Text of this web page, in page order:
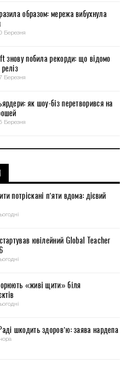
образом: мережа вибухнула
Березня
знову побила рекорди: що відомо
Березня
як шоу-біз перетворився на
Березня
потріскані п’яти вдома: дієвий
ювілейний Global Teacher
«живі щити» біля
шкодить здоров’ю: заява нардепа